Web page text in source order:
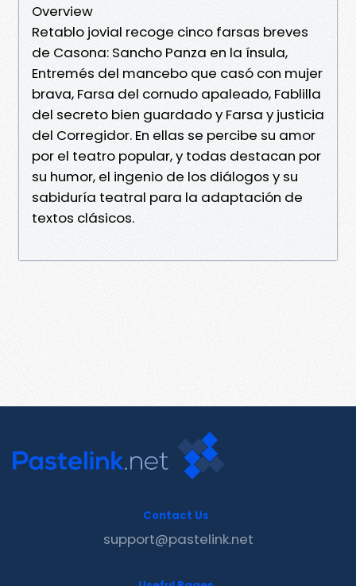
Overview
Retablo jovial recoge cinco farsas breves
de Casona: Sancho Panza en la ínsula,
Entremés del mancebo que casó con mujer
brava, Farsa del cornudo apaleado, Fablilla
del secreto bien guardado y Farsa y justicia
del Corregidor. En ellas se percibe su amor
por el teatro popular, y todas destacan por
su humor, el ingenio de los diálogos y su
sabiduría teatral para la adaptación de
textos clásicos.
Contact Us
support@pastelink.net